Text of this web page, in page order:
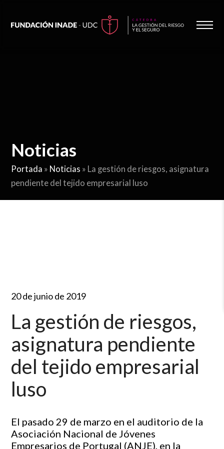
Noticias
Portada » Noticias » La gestión de riesgos, asignatura
pendiente del tejido empresarial luso
20 de junio de 2019
La gestión de riesgos,
asignatura pendiente
del tejido empresarial
luso
El pasado 29 de marzo en el auditorio de la
Asociación Nacional de Jóvenes
Empresarios de Portugal (ANJE), en la